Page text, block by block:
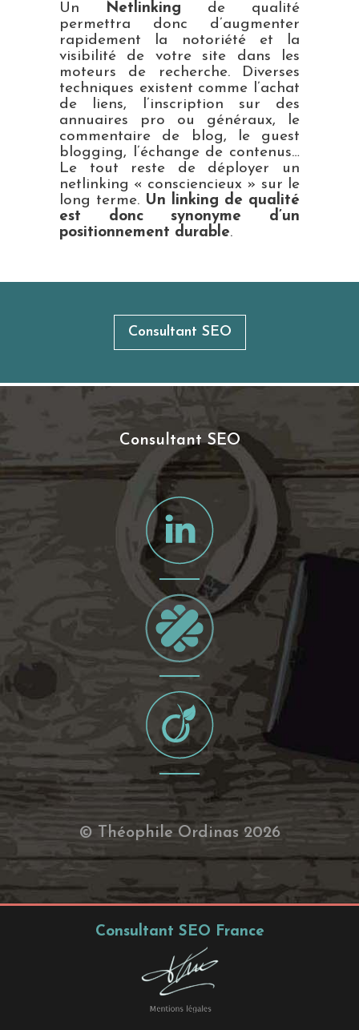
Un Netlinking de qualité
permettra donc d’augmenter
rapidement la notoriété et la
visibilité de votre site dans les
moteurs de recherche. Diverses
techniques existent comme l’achat
de liens, l’inscription sur des
annuaires pro ou généraux, le
commentaire de blog, le guest
blogging, l’échange de contenus…
Le tout reste de déployer un
netlinking « consciencieux » sur le
long terme. Un linking de qualité
est donc synonyme d’un
positionnement durable.
Consultant SEO
Consultant SEO
© Théophile Ordinas 2026
Consultant SEO France